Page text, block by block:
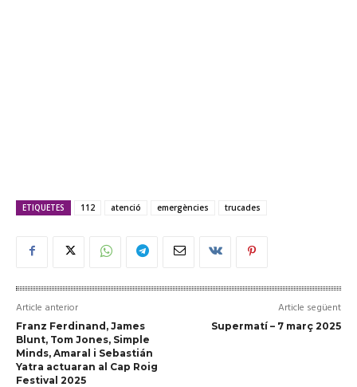
ETIQUETES 112 atenció emergències trucades
Article anterior
Franz Ferdinand, James
Blunt, Tom Jones, Simple
Minds, Amaral i Sebastián
Yatra actuaran al Cap Roig
Festival 2025
Article següent
Supermatí – 7 març 2025